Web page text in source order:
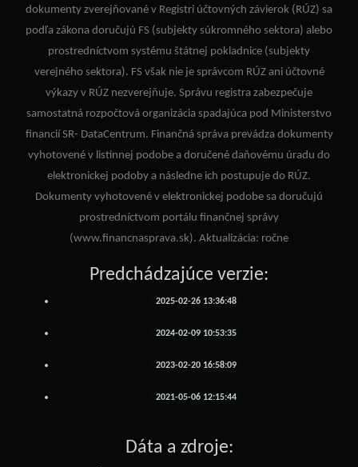
dokumenty zverejňované v Registri účtovných závierok (RÚZ) sa
podľa zákona doručujú FS (subjekty súkromného sektora) alebo
prostredníctvom systému štátnej pokladnice (subjekty
verejného sektora). FS však nie je správcom RÚZ ani účtovné
výkazy v RÚZ nezverejňuje. Správu registra zabezpečuje
samostatná rozpočtová organizácia spadajúca pod Ministerstvo
financií SR- DataCentrum. Finančná správa prevádza dokumenty
vyhotovené v listinnej podobe a doručené daňovému úradu do
elektronickej podoby a následne ich postupuje do RÚZ.
Dokumenty vyhotovené v elektronickej podobe sa doručujú
prostredníctvom portálu finančnej správy
(www.financnasprava.sk). Aktualizácia: ročne
Predchádzajúce verzie:
2025-02-26 13:36:48
2024-02-09 10:53:35
2023-02-20 16:58:09
2021-05-06 12:15:44
Dáta a zdroje: